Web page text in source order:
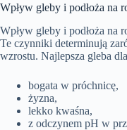
Wpływ gleby i podłoża na
Wpływ gleby i podłoża na
Te czynniki determinują
wzrostu. Najlepsza gleba
bogata w próchnicę,
żyzna,
lekko kwaśna,
z odczynem pH w